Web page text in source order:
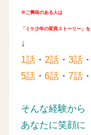
※ご興味のある人は
「ミケ少年の変異ストーリー」
↓
1話 ・ 2話 ・ 3話 ・
5話 ・ 6話 ・ 7話 ・
そんな経験から
あなたに笑顔に